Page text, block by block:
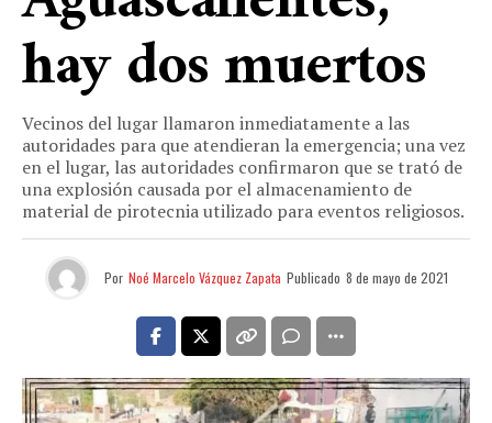
hay dos muertos
Vecinos del lugar llamaron inmediatamente a las
autoridades para que atendieran la emergencia; una vez
en el lugar, las autoridades confirmaron que se trató de
una explosión causada por el almacenamiento de
material de pirotecnia utilizado para eventos religiosos.
Por Noé Marcelo Vázquez Zapata Publicado 8 de mayo de 2021